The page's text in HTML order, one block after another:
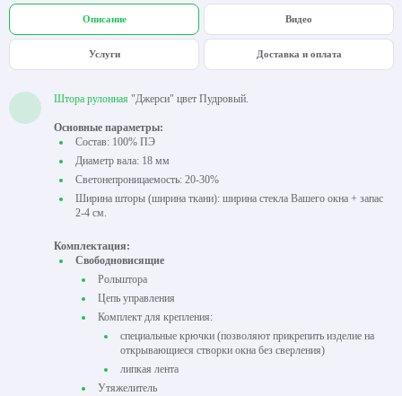
Описание Видео
Услуги Доставка и оплата
Штора рулонная "Джерси" цвет Пудровый.
Основные параметры:
Состав: 100% ПЭ
Диаметр вала: 18 мм
Светонепроницаемость: 20-30%
Ширина шторы (ширина ткани): ширина стекла Вашего окна + запас
2-4 см.
Комплектация:
Свободновисящие
Рольштора
Цепь управления
Комплект для крепления:
специальные крючки (позволяют прикрепить изделие на
открывающиеся створки окна без сверления)
липкая лента
Утяжелитель